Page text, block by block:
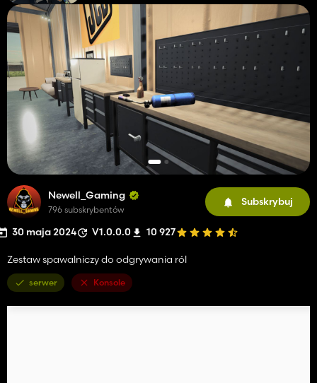
Newell_Gaming
796 subskrybentów
Subskrybuj
30 maja 2024 V1.0.0.0 10 927
Zestaw spawalniczy do odgrywania ról
serwer Konsole